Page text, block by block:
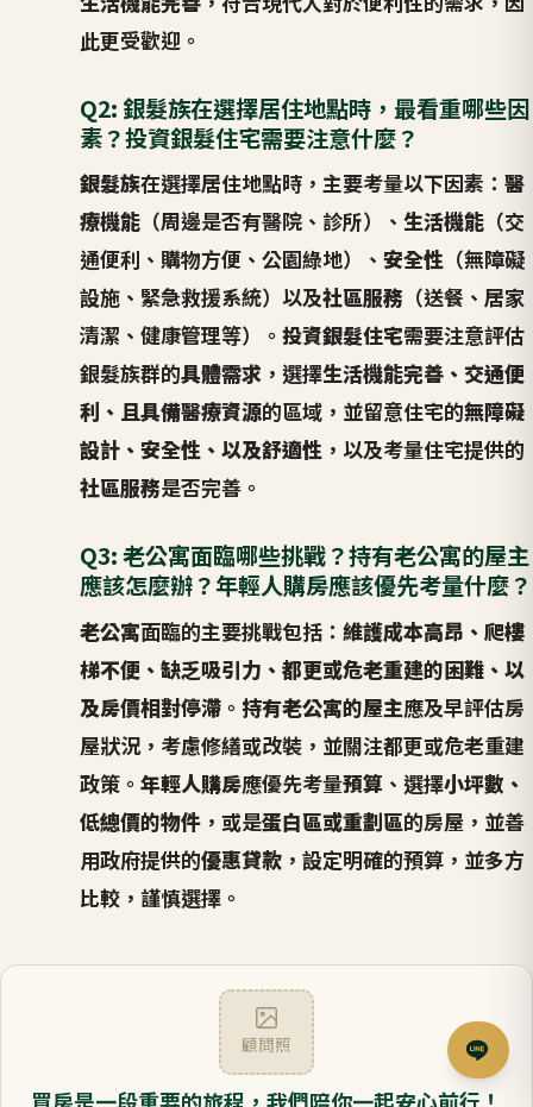
此更受歡迎。
Q2: 銀髮族在選擇居住地點時，最看重哪些因
素？投資銀髮住宅需要注意什麼？
銀髮族在選擇居住地點時，主要考量以下因素：醫
療機能 （周邊是否有醫院、診所）、生活機能 （交
通便利、購物方便、公園綠地）、安全性 （無障礙
設施、緊急救援系統）以及社區服務 （送餐、居家
清潔、健康管理等）。投資銀髮住宅需要注意評估
銀髮族群的具體需求 ，選擇生活機能完善、交通便
利、且具備醫療資源的區域，並留意住宅的無障礙
設計、安全性、以及舒適性 ，以及考量住宅提供的
社區服務是否完善。
Q3: 老公寓面臨哪些挑戰？持有老公寓的屋主
應該怎麼辦？年輕人購房應該優先考量什麼？
老公寓面臨的主要挑戰包括：維護成本高昂、爬樓
梯不便、缺乏吸引力、都更或危老重建的困難、以
及房價相對停滯 。持有老公寓的屋主應及早評估房
屋狀況，考慮修繕或改裝，並關注都更或危老重建
政策。年輕人購房應優先考量預算 、選擇小坪數、
低總價的物件 ，或是蛋白區或重劃區的房屋，並善
用政府提供的優惠貸款 ，設定明確的預算，並多方
比較，謹慎選擇。
顧問照